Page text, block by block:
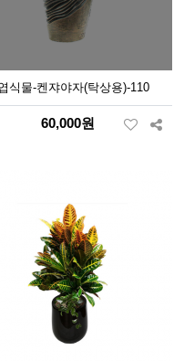
식물-켄쟈야자(탁상용)-110
60,000원